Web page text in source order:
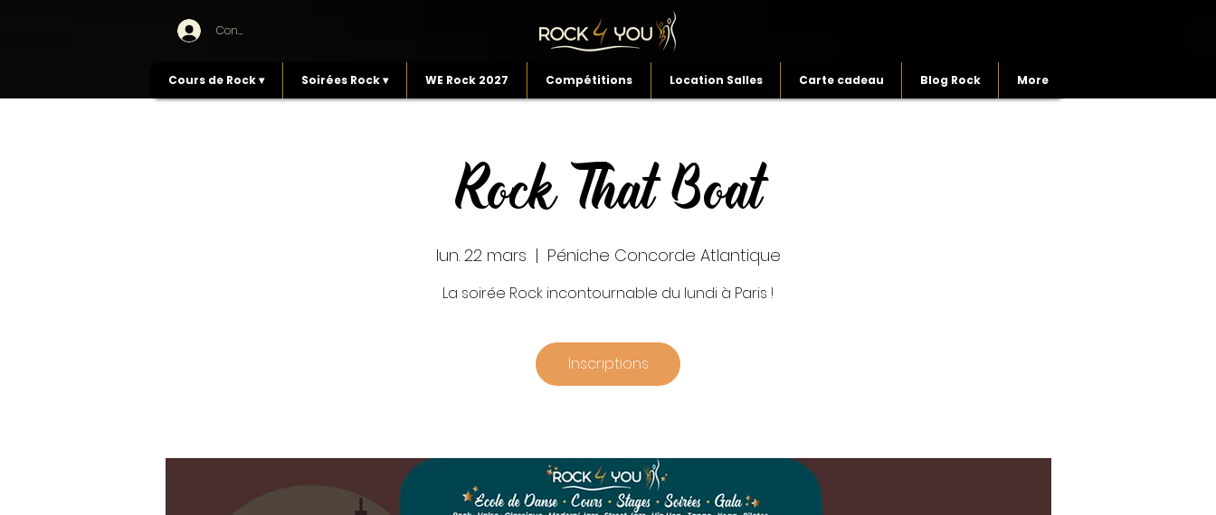
Connexion
Cours de Rock ▾ Soirées Rock ▾ WE Rock 2027 Compétitions Location Salles Carte cadeau Blog Rock More
Rock That Boat
lun. 22 mars
  |
Péniche Concorde Atlantique
La soirée Rock incontournable du lundi à Paris !
Inscriptions